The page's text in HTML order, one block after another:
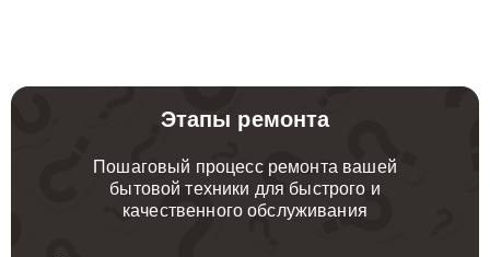
Этапы ремонта
Пошаговый процесс ремонта вашей
бытовой техники для быстрого и
качественного обслуживания